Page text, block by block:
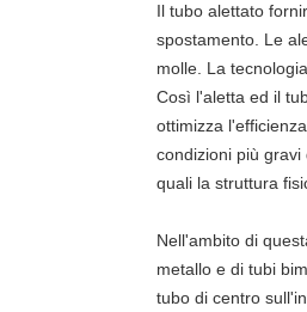
Il tubo alettato
spostamento. Le
molle. La
Così l'aletta ed il
ottimizza
condizioni più
quali la struttura
Nell'ambito di
metallo e di tubi
tubo di centro